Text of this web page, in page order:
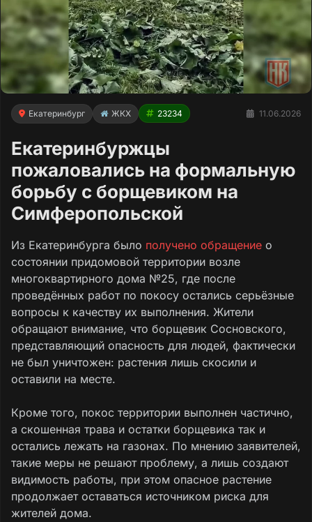
Екатеринбург ЖКХ 23234 11.06.2026
Екатеринбуржцы
пожаловались на формальную
борьбу с борщевиком на
Симферопольской
Из Екатеринбурга было получено обращение о
состоянии придомовой территории возле
многоквартирного дома №25, где после
проведённых работ по покосу остались серьёзные
вопросы к качеству их выполнения. Жители
обращают внимание, что борщевик Сосновского,
представляющий опасность для людей, фактически
не был уничтожен: растения лишь скосили и
оставили на месте.
Кроме того, покос территории выполнен частично,
а скошенная трава и остатки борщевика так и
остались лежать на газонах. По мнению заявителей,
такие меры не решают проблему, а лишь создают
видимость работы, при этом опасное растение
продолжает оставаться источником риска для
жителей дома.